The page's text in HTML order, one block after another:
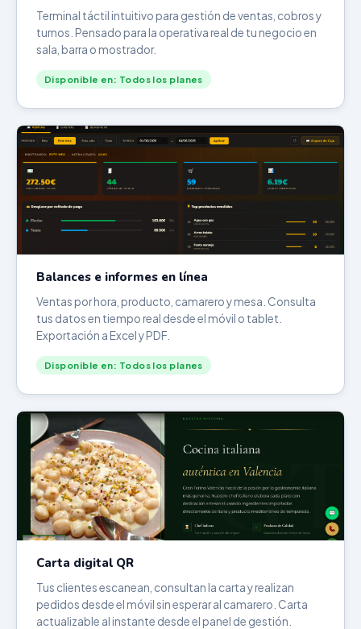
Terminal táctil intuitivo para gestión de ventas, cobros y
turnos. Pensado para la operativa real de tu negocio en
sala, barra o mostrador.
Disponible en: Todos los planes
Balances e informes en línea
Ventas por hora, producto, camarero y mesa. Consulta
tus datos en tiempo real desde el móvil o tablet.
Exportación a Excel y PDF.
Disponible en: Todos los planes
Carta digital QR
Tus clientes escanean, consultan la carta y realizan
pedidos desde el móvil sin esperar al camarero. Carta
actualizable al instante desde el panel de gestión.